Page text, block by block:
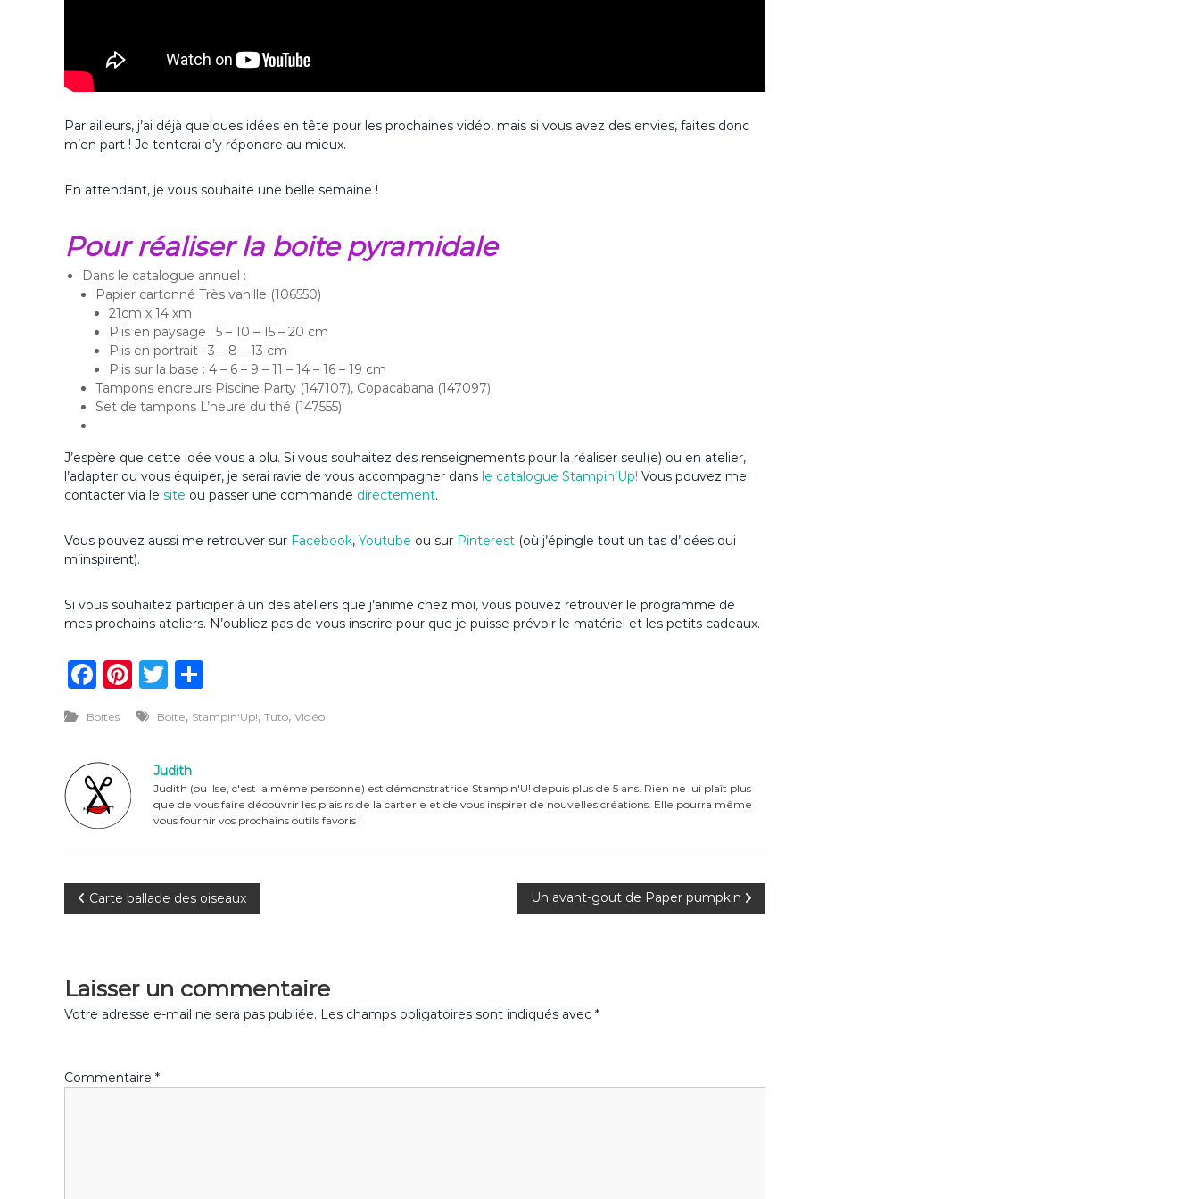
Par ailleurs, j’ai déjà quelques idées en tête pour les prochaines vidéo, mais si vous avez des envies, faites donc
m’en part ! Je tenterai d’y répondre au mieux.
En attendant, je vous souhaite une belle semaine !
Pour réaliser la boite pyramidale
Dans le catalogue annuel :
Papier cartonné Très vanille (106550)
21cm x 14 xm
Plis en paysage : 5 – 10 – 15 – 20 cm
Plis en portrait : 3 – 8 – 13 cm
Plis sur la base : 4 – 6 – 9 – 11 – 14 – 16 – 19 cm
Tampons encreurs Piscine Party (147107), Copacabana (147097)
Set de tampons L’heure du thé (147555)
J’espère que cette idée vous a plu. Si vous souhaitez des renseignements pour la réaliser seul(e) ou en atelier,
l’adapter ou vous équiper, je serai ravie de vous accompagner dans le catalogue Stampin’Up! Vous pouvez me
contacter via le site ou passer une commande directement.
Vous pouvez aussi me retrouver sur Facebook, Youtube ou sur Pinterest (où j’épingle tout un tas d’idées qui
m’inspirent).
Si vous souhaitez participer à un des ateliers que j’anime chez moi, vous pouvez retrouver le programme de
mes prochains ateliers. N’oubliez pas de vous inscrire pour que je puisse prévoir le matériel et les petits cadeaux.
F
c
e
b
o
k
Pi
n
te
re
st
T
it
te
r
ta
er
Boites Boite, Stampin'Up!, Tuto, Vidéo
Judith
Judith (ou Ilse, c'est la même personne) est démonstratrice Stampin'U! depuis plus de 5 ans. Rien ne lui plaît plus
que de vous faire découvrir les plaisirs de la carterie et de vous inspirer de nouvelles créations. Elle pourra même
vous fournir vos prochains outils favoris !
N
v
i
Carte ballade des oiseaux Un avant-gout de Paper pumpkin
Laisser un commentaire
Votre adresse e-mail ne sera pas publiée. Les champs obligatoires sont indiqués avec *
Commentaire *